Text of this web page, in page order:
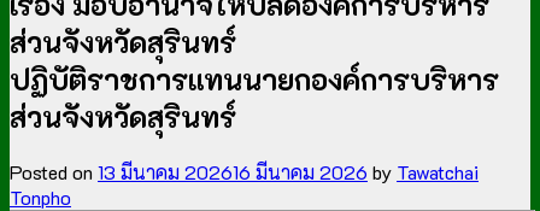
ส่วนจังหวัดสุรินทร์
ปฏิบัติราชการแทนนายกองค์การบริหาร
ส่วนจังหวัดสุรินทร์
Posted on 13 มีนาคม 202616 มีนาคม 2026 by Tawatchai
Tonpho